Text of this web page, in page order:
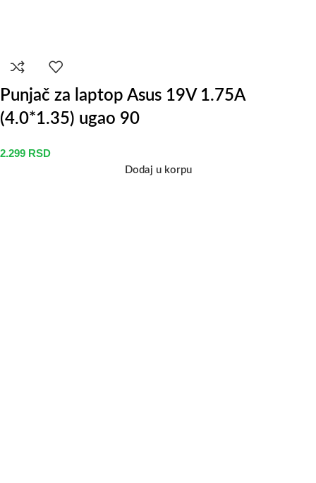
Punjač za laptop Asus 19V 1.75A
(4.0*1.35) ugao 90
2.299 RSD
Dodaj u korpu